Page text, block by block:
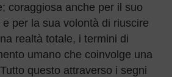
coraggiosa anche per il suo
per la sua volontà di riuscire
realtà totale, i termini di
umano che coinvolge una
questo attraverso i segni